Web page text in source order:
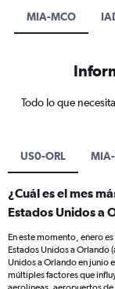
MIA-MCO
Todo lo que
US0-ORL
¿Cuál es el mes
Estados Unidos a
En este momento, enero
Estados Unidos a Orlando
Unidos a Orlando en junio
múltiples factores que